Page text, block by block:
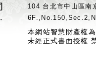
104 台北市中山區
本網站智慧財產權
未經正式書面授權